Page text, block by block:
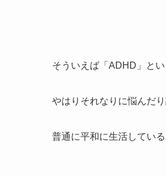
そういえば「ADHD」と
やはりそれなりに悩んだ
普通に平和に生活してい